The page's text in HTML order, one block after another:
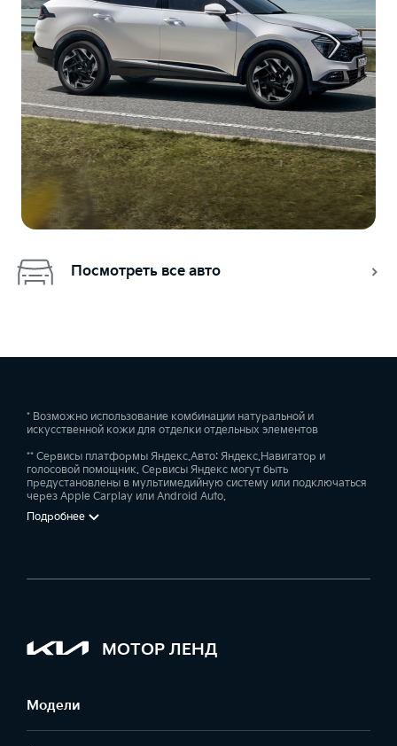
Посмотреть все авто
* Возможно использование комбинации натуральной и
искусственной кожи для отделки отдельных элементов
** Сервисы платформы Яндекс.Авто: Яндекс.Навигатор и
голосовой помощник. Сервисы Яндекс могут быть
предустановлены в мультимедийную систему или подключаться
через Apple Carplay или Android Auto.
Подробнее
МОТОР ЛЕНД
Модели